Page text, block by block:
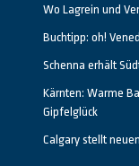
Wo Lagrein und
Buchtipp: oh!
Schenna erhält
Kärnten: Warme
Gipfelglück
Calgary stellt